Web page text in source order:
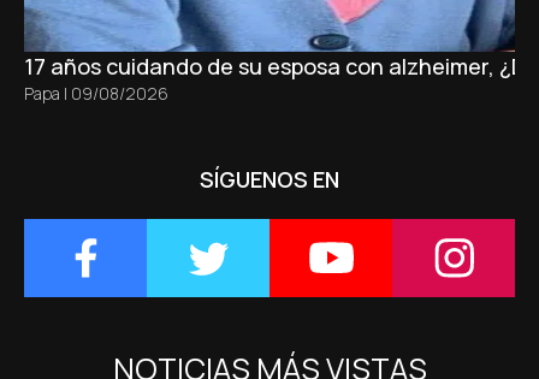
17 años cuidando de su esposa con alzheimer,
Papa | 09/08/2026
SÍGUENOS EN
NOTICIAS MÁS VISTAS